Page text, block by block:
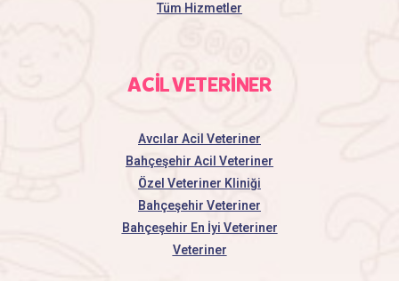
Tüm Hizmetler
ACİL VETERİNER
Avcılar Acil Veteriner
Bahçeşehir Acil Veteriner
Özel Veteriner Kliniği
Bahçeşehir Veteriner
Bahçeşehir En İyi Veteriner
Veteriner